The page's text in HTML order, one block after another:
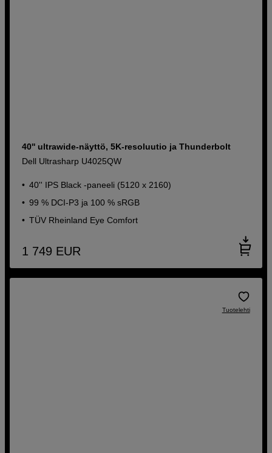
40'' ultrawide-näyttö, 5K-resoluutio ja Thunderbolt
Dell Ultrasharp U4025QW
40'' IPS Black -paneeli (5120 x 2160)
99 % DCI-P3 ja 100 % sRGB
TÜV Rheinland Eye Comfort
1 749 EUR
Tuotelehti